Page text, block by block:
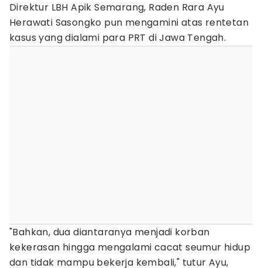
Direktur LBH Apik Semarang, Raden Rara Ayu
Herawati Sasongko pun mengamini atas rentetan
kasus yang dialami para PRT di Jawa Tengah.
"Bahkan, dua diantaranya menjadi korban
kekerasan hingga mengalami cacat seumur hidup
dan tidak mampu bekerja kembali," tutur Ayu,